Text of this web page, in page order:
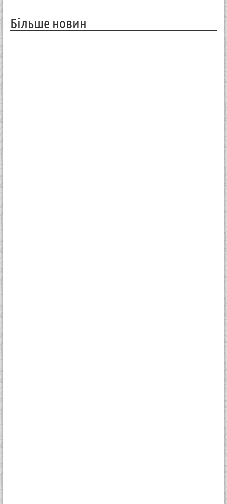
Більше новин